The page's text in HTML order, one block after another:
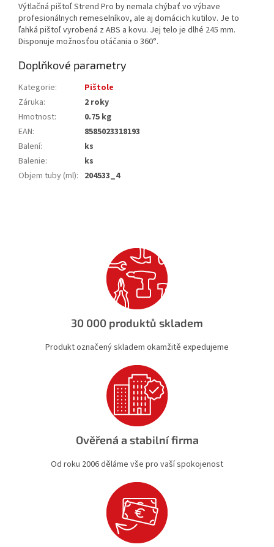
Výtlačná pištoľ Strend Pro by nemala chýbať vo výbave
profesionálnych remeselníkov, ale aj domácich kutilov. Je to
ľahká pištoľ vyrobená z ABS a kovu. Jej telo je dlhé 245 mm.
Disponuje možnosťou otáčania o 360°.
Doplňkové parametry
Kategorie:
Pištole
Záruka:
2 roky
Hmotnost:
0.75 kg
EAN:
8585023318193
Balení:
ks
Balenie:
ks
Objem tuby (ml): 204533_4
30 000 produktů skladem
Produkt označený skladem okamžitě expedujeme
Ověřená a stabilní firma
Od roku 2006 děláme vše pro vaší spokojenost